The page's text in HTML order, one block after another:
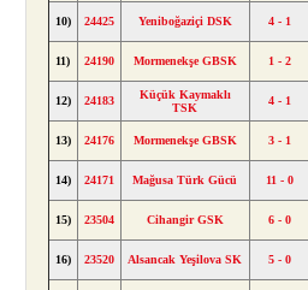
10) 24425 Yeniboğaziçi DSK 4 - 1
11) 24190 Mormenekşe GBSK 1 - 2
12) 24183
Küçük Kaymaklı
TSK
4 - 1
13) 24176 Mormenekşe GBSK 3 - 1
14) 24171 Mağusa Türk Gücü 11 - 0
15) 23504 Cihangir GSK 6 - 0
16) 23520 Alsancak Yeşilova SK 5 - 0